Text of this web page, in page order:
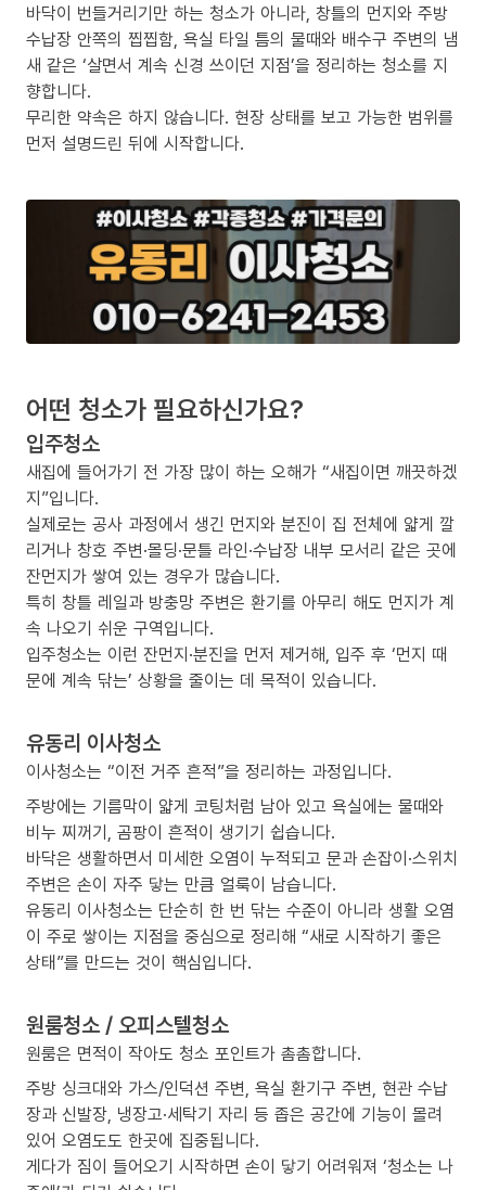
바닥이 번들거리기만 하는 청소가 아니라, 창틀의 먼지와 주방
수납장 안쪽의 찝찝함, 욕실 타일 틈의 물때와 배수구 주변의 냄
새 같은 ‘살면서 계속 신경 쓰이던 지점’을 정리하는 청소를 지
향합니다.
무리한 약속은 하지 않습니다. 현장 상태를 보고 가능한 범위를
먼저 설명드린 뒤에 시작합니다.
어떤 청소가 필요하신가요?
입주청소
새집에 들어가기 전 가장 많이 하는 오해가 “새집이면 깨끗하겠
지”입니다.
실제로는 공사 과정에서 생긴 먼지와 분진이 집 전체에 얇게 깔
리거나 창호 주변·몰딩·문틀 라인·수납장 내부 모서리 같은 곳에
잔먼지가 쌓여 있는 경우가 많습니다.
특히 창틀 레일과 방충망 주변은 환기를 아무리 해도 먼지가 계
속 나오기 쉬운 구역입니다.
입주청소는 이런 잔먼지·분진을 먼저 제거해, 입주 후 ‘먼지 때
문에 계속 닦는’ 상황을 줄이는 데 목적이 있습니다.
유동리 이사청소
이사청소는 “이전 거주 흔적”을 정리하는 과정입니다.
주방에는 기름막이 얇게 코팅처럼 남아 있고 욕실에는 물때와
비누 찌꺼기, 곰팡이 흔적이 생기기 쉽습니다.
바닥은 생활하면서 미세한 오염이 누적되고 문과 손잡이·스위치
주변은 손이 자주 닿는 만큼 얼룩이 남습니다.
유동리 이사청소는 단순히 한 번 닦는 수준이 아니라 생활 오염
이 주로 쌓이는 지점을 중심으로 정리해 “새로 시작하기 좋은
상태”를 만드는 것이 핵심입니다.
원룸청소 / 오피스텔청소
원룸은 면적이 작아도 청소 포인트가 촘촘합니다.
주방 싱크대와 가스/인덕션 주변, 욕실 환기구 주변, 현관 수납
장과 신발장, 냉장고·세탁기 자리 등 좁은 공간에 기능이 몰려
있어 오염도도 한곳에 집중됩니다.
게다가 짐이 들어오기 시작하면 손이 닿기 어려워져 ‘청소는 나